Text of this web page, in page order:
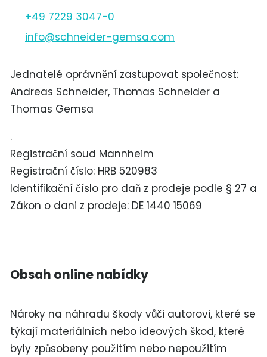
+49 7229 3047-0
nf
schn d r-g ms c m
Jednatelé oprávnění zastupovat společnost:
Andreas Schneider, Thomas Schneider a
Thomas Gemsa
.
Registrační soud Mannheim
Registrační číslo: HRB 520983
Identifikační číslo pro daň z prodeje podle § 27 a
Zákon o dani z prodeje: DE 1440 15069
Obsah online nabídky
Nároky na náhradu škody vůči autorovi, které se
týkají materiálních nebo ideových škod, které
byly způsobeny použitím nebo nepoužitím